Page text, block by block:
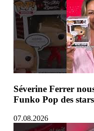
Séverine Ferrer
Funko Pop des
07.08.2026